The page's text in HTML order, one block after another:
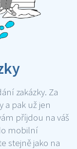
zakázky. Za
a pak už jen
příjdou na váš
mobilní
stejně jako na